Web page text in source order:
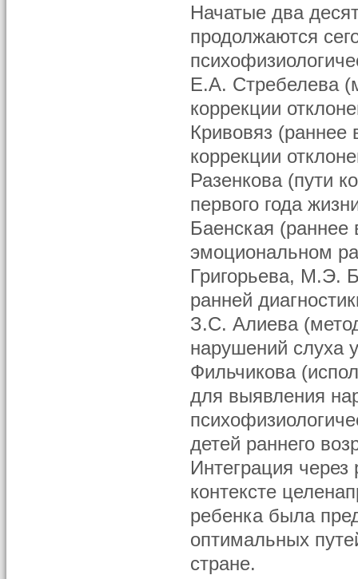
Начатые два
продолжаются
Е.А. Стребелева
коррекции
Кривовяз
коррекции
Разенкова (пути
первого года
Баенская (раннее
эмоциональном
Григорьева, М.Э.
ранней
З.С. Алиева
нарушений слуха
Фильчикова
для выявления
детей раннего
Интеграция
контексте
ребенка была
оптимальных
стране.